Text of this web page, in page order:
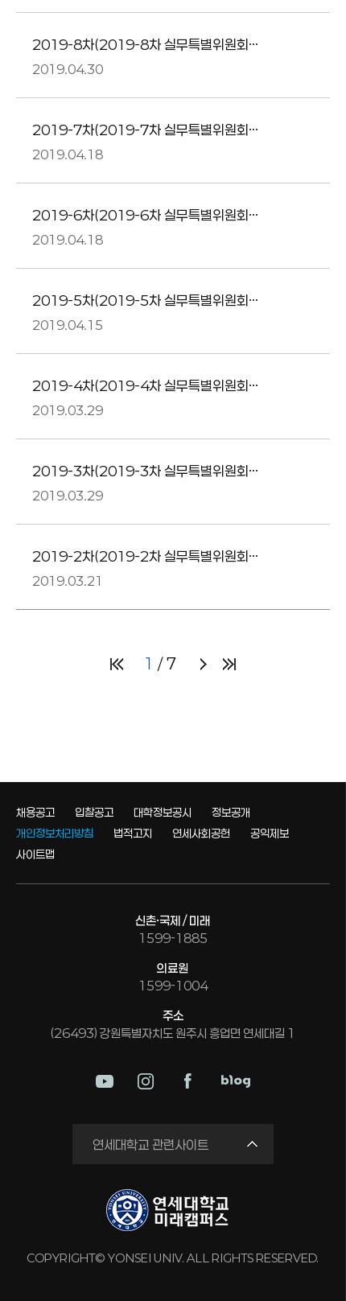
2019-8차(2019-8차 실무특별위원회
통합회의) 회의록(요약) (2019.04.22)
2019.04.30
2019-7차(2019-7차 실무특별위원회
통합회의) 회의록(요약) (2019.04.13)
2019.04.18
2019-6차(2019-6차 실무특별위원회
통합회의) 회의록(요약) (2019.04.11)
2019.04.18
2019-5차(2019-5차 실무특별위원회
통합회의) 회의록(요약) (2019.04.05)
2019.04.15
2019-4차(2019-4차 실무특별위원회
통합회의) 회의록(요약) (2019.03.20)
2019.03.29
2019-3차(2019-3차 실무특별위원회
통합회의) 회의록(요약) (2019.03.16-
2019.03.29
2019-2차(2019-2차 실무특별위원회
통합회의) 회의록(요약) (2019.03.13-
2019.03.21
1 7
채용공고 입찰공고 대학정보공시
정보공개
개인정보처리방침
법적고지 연세사회공헌
공익제보
사이트맵
신촌·국제 / 미래
1599-1885
의료원
1599-1004
주소
(26493) 강원특별자치도 원주시 흥업면 연세대길 1
COPYRIGHT© YONSEI UNIV. ALL RIGHTS RESERVED.
연세대학교 관련사이트
미래평생교육원
연구실 안전관리시스템
세브란스병원
강남세브란스병원